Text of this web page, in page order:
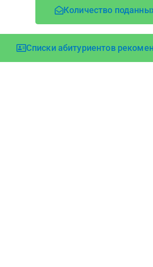
Количество
Списки абитуриентов